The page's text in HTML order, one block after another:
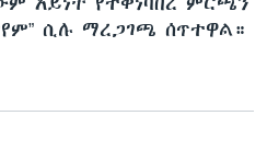
ሲሉ ማረጋገጫ ሰጥተዋል።